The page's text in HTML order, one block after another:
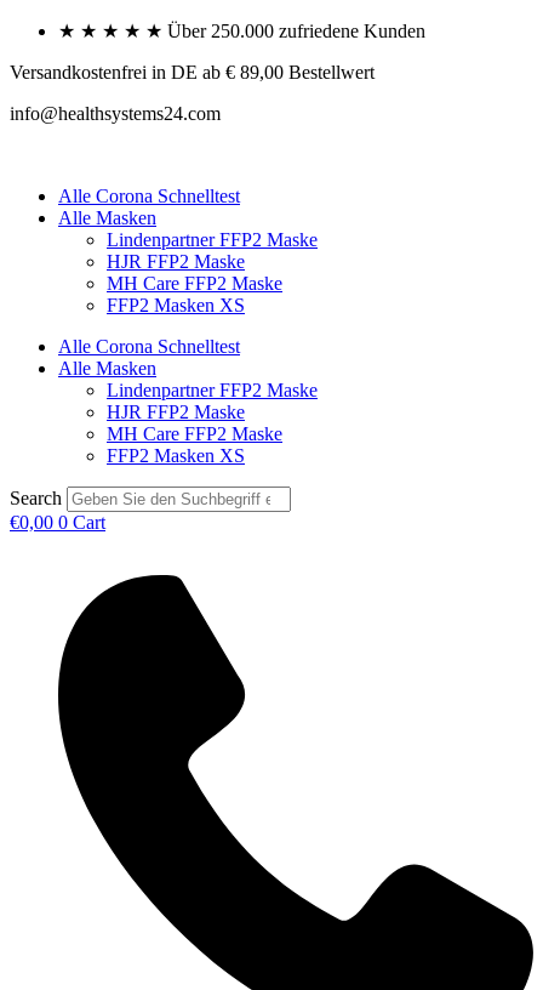
Skip
content
★ ★ ★ ★ ★ Über 250.000 zufriedene Kunden
Versandkostenfrei in DE ab € 89,00 Bestellwert
info@healthsystems24.com
Alle Corona Schnelltest
Alle Masken
Lindenpartner FFP2 Maske
HJR FFP2 Maske
MH Care FFP2 Maske
FFP2 Masken XS
Alle Corona Schnelltest
Alle Masken
Lindenpartner FFP2 Maske
HJR FFP2 Maske
MH Care FFP2 Maske
FFP2 Masken XS
Search
€0,00 0 Cart